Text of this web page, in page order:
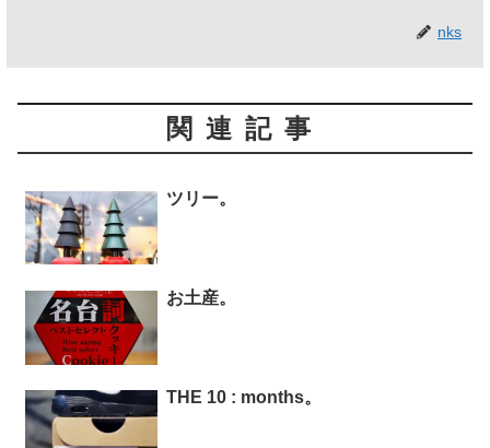
nks
関連記事
ツリー。
お土産。
THE 10 : months。